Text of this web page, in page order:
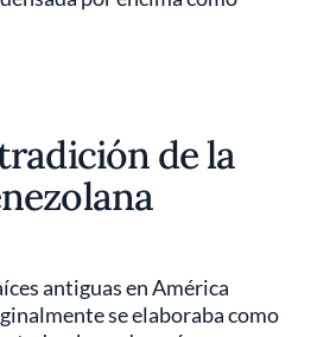
de la
antiguas en América
se elaboraba como